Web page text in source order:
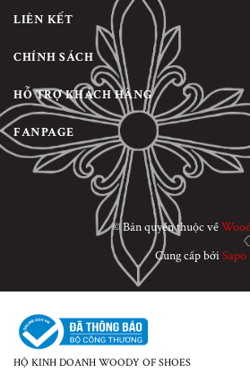
LIÊN KẾT
CHÍNH SÁCH
HỖ TRỢ KHÁCH HÀNG
FANPAGE
© Bản quyền thuộc về
Cung cấp bởiSapo
HỘ KINH DOANH WOODY OF SHOES